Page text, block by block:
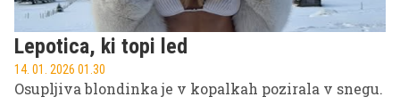
Lepotica, ki topi led
14. 01. 2026 01.30
Osupljiva blondinka je v kopalkah pozirala v snegu.